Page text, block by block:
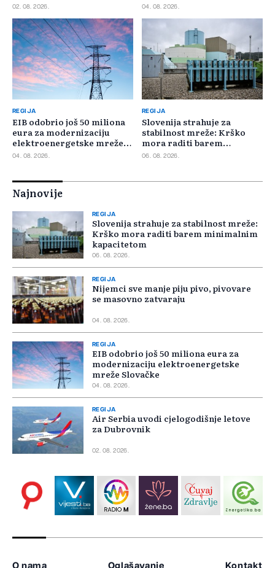
02. 08. 2026. 04. 08. 2026.
REGIJA
EIB odobrio još 50 miliona
eura za modernizaciju
elektroenergetske mreže
Slovačke
04. 08. 2026.
REGIJA
Slovenija strahuje za
stabilnost mreže: Krško
mora raditi barem
minimalnim kapacitetom
06. 08. 2026.
Najnovije
REGIJA
Slovenija strahuje za stabilnost mreže:
Krško mora raditi barem minimalnim
kapacitetom
06. 08. 2026.
REGIJA
Nijemci sve manje piju pivo, pivovare
se masovno zatvaraju
04. 08. 2026.
REGIJA
EIB odobrio još 50 miliona eura za
modernizaciju elektroenergetske
mreže Slovačke
04. 08. 2026.
REGIJA
Air Serbia uvodi cjelogodišnje letove
za Dubrovnik
02. 08. 2026.
O nama Oglašavanje Kontakt